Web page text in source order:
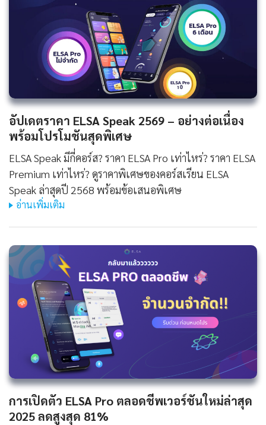
อัปเดตราคา ELSA Speak 2569 – อย่างต่อเนื่อง
พร้อมโปรโมชันสุดพิเศษ
ELSA Speak มีกี่คอร์ส? ราคา ELSA Pro เท่าไหร่? ราคา ELSA
Premium เท่าไหร่? ดูราคาพิเศษของคอร์สเรียน ELSA
Speak ล่าสุดปี 2568 พร้อมข้อเสนอพิเศษ
อ่านเพิ่มเติม
การเปิดตัว ELSA Pro ตลอดชีพเวอร์ชันใหม่ล่าสุด
2025 ลดสูงสุด 81%